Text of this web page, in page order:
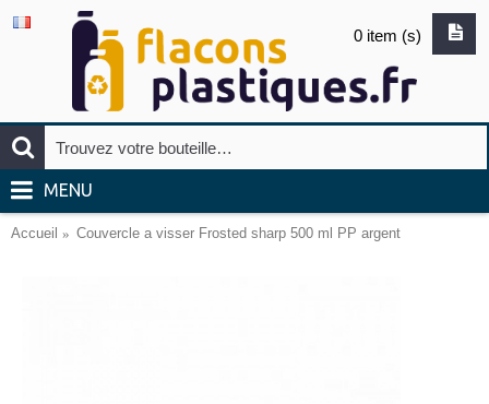
0 item (s)
MENU
Accueil Couvercle a visser Frosted sharp 500 ml PP argent